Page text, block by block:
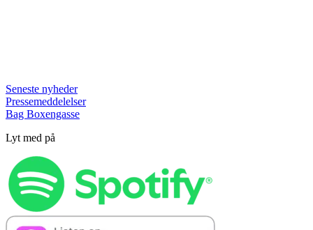
Seneste nyheder
Pressemeddelelser
Bag Boxengasse
Lyt med på